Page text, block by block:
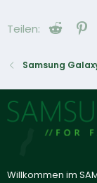
Teilen: Reddit
Samsung
Willkommen im